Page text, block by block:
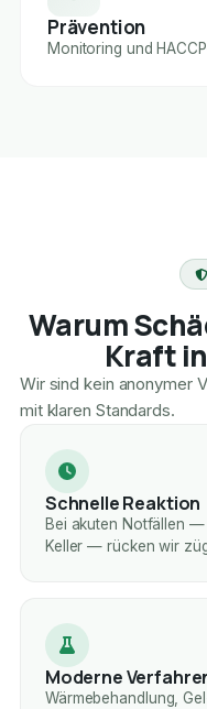
Prävention
Monitoring und
Warum
Kraft
Wir sind kein anonymer
mit klaren Standards.
Schnelle Reaktion
Bei akuten Notfällen —
Keller — rücken wir
Moderne
Wärmebehandlung,